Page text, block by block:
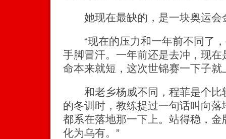
她现在最缺的，是一块奥运会
“现在的压力和一年前不同了，
手脚冒汗。一年前还是去冲，现
命本来就短，这次世锦赛一下子就
和老乡杨威不同，程菲是个比
的冬训时，教练提过一句话叫向
都系在落地那一下上。站得稳，
化为乌有。”